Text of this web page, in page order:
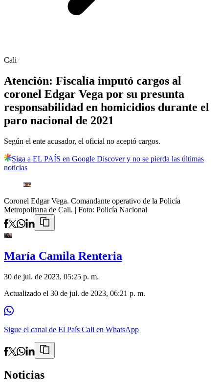
Cali
Atención: Fiscalía imputó cargos al
coronel Edgar Vega por su presunta
responsabilidad en homicidios durante el
paro nacional de 2021
Según el ente acusador, el oficial no aceptó cargos.
Siga a EL PAÍS en Google Discover y no se pierda las últimas
noticias
Coronel Edgar Vega. Comandante operativo de la Policía
Metropolitana de Cali. | Foto: Policía Nacional
María Camila Renteria
30 de jul. de 2023, 05:25 p. m.
Actualizado el 30 de jul. de 2023, 06:21 p. m.
Sigue el canal de El País Cali en WhatsApp
Noticias